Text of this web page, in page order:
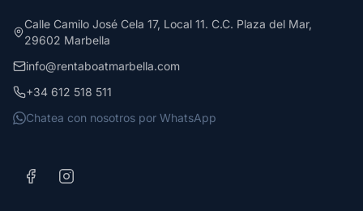
Calle Camilo José Cela 17, Local 11. C.C. Plaza del Mar,
29602 Marbella
info@rentaboatmarbella.com
+34 612 518 511
Chatea con nosotros por WhatsApp